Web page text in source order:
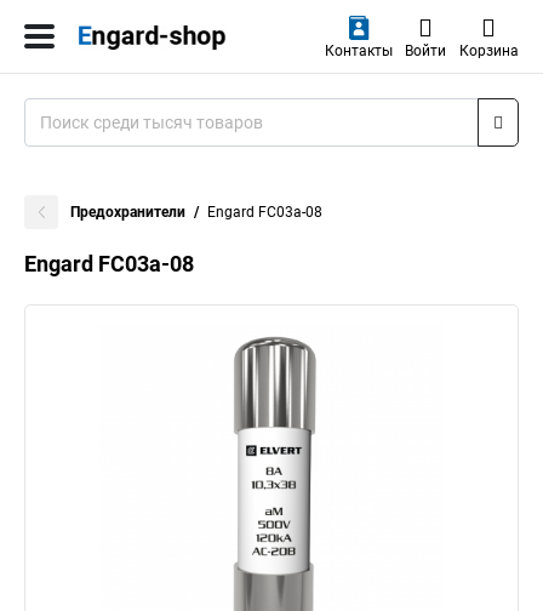
Контакты Войти Корзина
Предохранители Engard FC03a-08
Engard FC03a-08